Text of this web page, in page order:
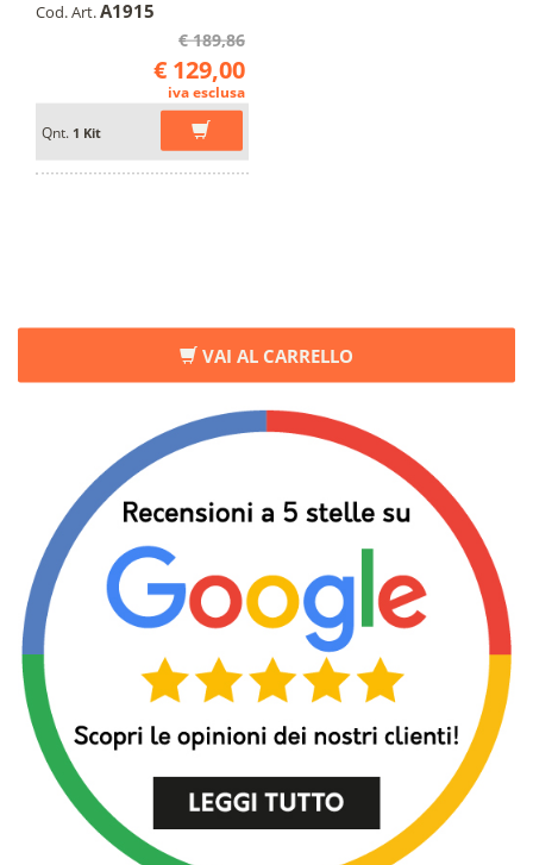
VAI AL CARRELLO
Cod. Art.A1915
€ 189,86
€ 129,00
iva esclusa
Qnt. 1 Kit